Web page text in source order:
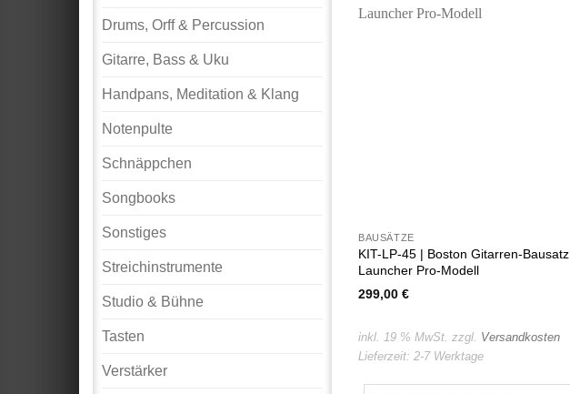
Drums, Orff & Percussion
Gitarre, Bass & Uku
Handpans, Meditation & Klang
Notenpulte
Schnäppchen
Songbooks
Sonstiges
Streichinstrumente
Studio & Bühne
Tasten
Verstärker
BAUSÄTZE
KIT-LP-45 | Boston Gitarren-Bausatz
Launcher Pro-Modell
299,00€
inkl. 19 % MwSt. zzgl. Versandkosten
Lieferzeit:2-7 Werktage